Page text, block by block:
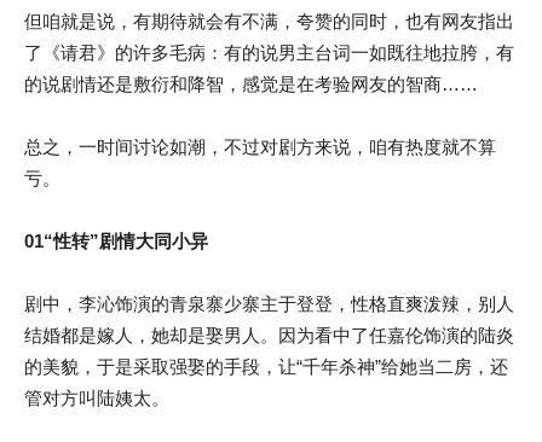
但咱就是说，有期待就会有不满，夸赞的同时，也有网友指出
了《请君》的许多毛病：有的说男主台词一如既往地拉胯，有
的说剧情还是敷衍和降智，感觉是在考验网友的智商……
总之，一时间讨论如潮，不过对剧方来说，咱有热度就不算
亏。
01“性转”剧情大同小异
剧中，李沁饰演的青泉寨少寨主于登登，性格直爽泼辣，别人
结婚都是嫁人，她却是娶男人。因为看中了任嘉伦饰演的陆炎
的美貌，于是采取强娶的手段，让“千年杀神”给她当二房，还
管对方叫陆姨太。